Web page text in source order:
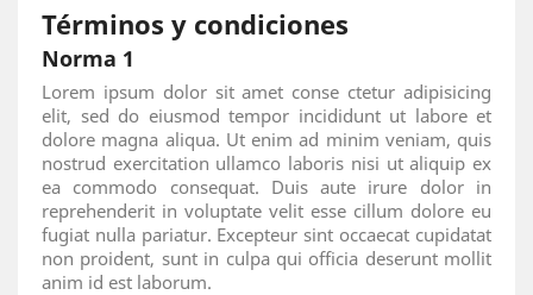
Términos y condiciones
Norma 1
Lorem ipsum dolor sit amet conse ctetur adipisicing
elit, sed do eiusmod tempor incididunt ut labore et
dolore magna aliqua. Ut enim ad minim veniam, quis
nostrud exercitation ullamco laboris nisi ut aliquip ex
ea commodo consequat. Duis aute irure dolor in
reprehenderit in voluptate velit esse cillum dolore eu
fugiat nulla pariatur. Excepteur sint occaecat cupidatat
non proident, sunt in culpa qui officia deserunt mollit
anim id est laborum.